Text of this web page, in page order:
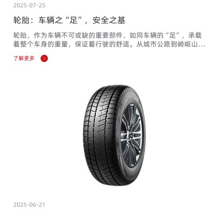
2025-07-25
轮胎：车辆之“足”，安全之基
轮胎，作为车辆不可或缺的重要部件，如同车辆的“足”，承载
着整个车身的重量，保证着行驶的舒适。从城市公路到崎岖山
路，从炎热夏季到寒冷冬季，轮胎都默默地承受着各种挑战和考
验。今天，就让我们一起走进轮胎的世界，探索其背后的奥秘与
驶性能的重要作用。在复杂和苛刻的条件下，轮胎必须具备高承
了解更多
2025-06-21